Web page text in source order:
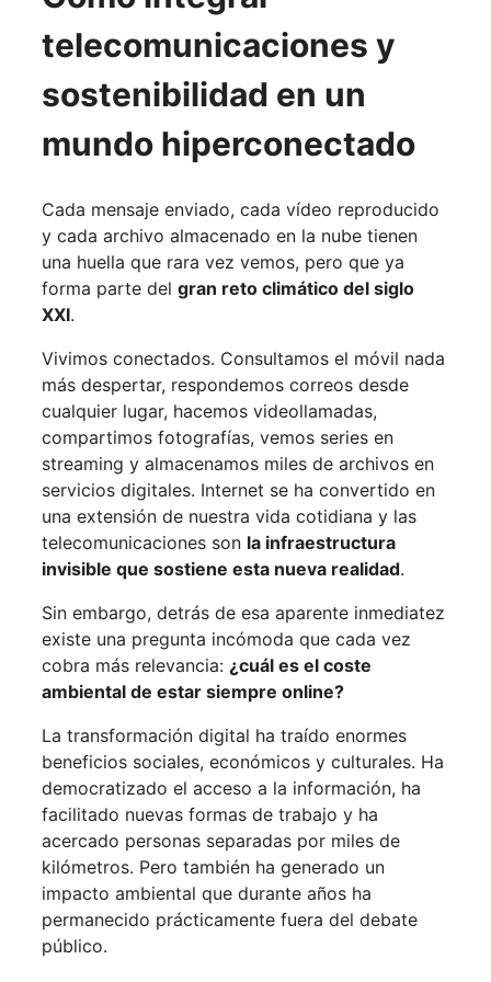
telecomunicaciones y
sostenibilidad en un
mundo hiperconectado
Cada mensaje enviado, cada vídeo reproducido
y cada archivo almacenado en la nube tienen
una huella que rara vez vemos, pero que ya
forma parte del gran reto climático del siglo
XXI.
Vivimos conectados. Consultamos el móvil nada
más despertar, respondemos correos desde
cualquier lugar, hacemos videollamadas,
compartimos fotografías, vemos series en
streaming y almacenamos miles de archivos en
servicios digitales. Internet se ha convertido en
una extensión de nuestra vida cotidiana y las
telecomunicaciones son la infraestructura
invisible que sostiene esta nueva realidad.
Sin embargo, detrás de esa aparente inmediatez
existe una pregunta incómoda que cada vez
cobra más relevancia: ¿cuál es el coste
ambiental de estar siempre online?
La transformación digital ha traído enormes
beneficios sociales, económicos y culturales. Ha
democratizado el acceso a la información, ha
facilitado nuevas formas de trabajo y ha
acercado personas separadas por miles de
kilómetros. Pero también ha generado un
impacto ambiental que durante años ha
permanecido prácticamente fuera del debate
público.